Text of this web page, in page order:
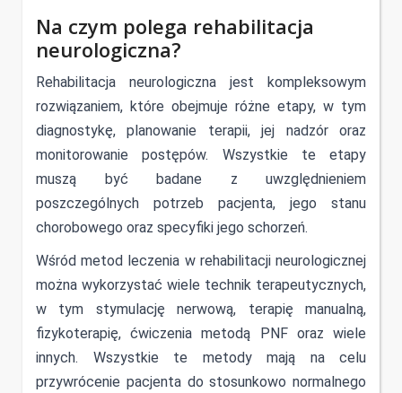
Na czym polega rehabilitacja
neurologiczna?
Rehabilitacja neurologiczna jest kompleksowym
rozwiązaniem, które obejmuje różne etapy, w tym
diagnostykę, planowanie terapii, jej nadzór oraz
monitorowanie postępów. Wszystkie te etapy
muszą być badane z uwzględnieniem
poszczególnych potrzeb pacjenta, jego stanu
chorobowego oraz specyfiki jego schorzeń.
Wśród metod leczenia w rehabilitacji neurologicznej
można wykorzystać wiele technik terapeutycznych,
w tym stymulację nerwową, terapię manualną,
fizykoterapię, ćwiczenia metodą PNF oraz wiele
innych. Wszystkie te metody mają na celu
przywrócenie pacjenta do stosunkowo normalnego